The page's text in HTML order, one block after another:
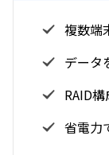
複数端
データ
RAID
省電力